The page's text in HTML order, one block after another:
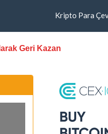
Kripto Para
Geri Kazan